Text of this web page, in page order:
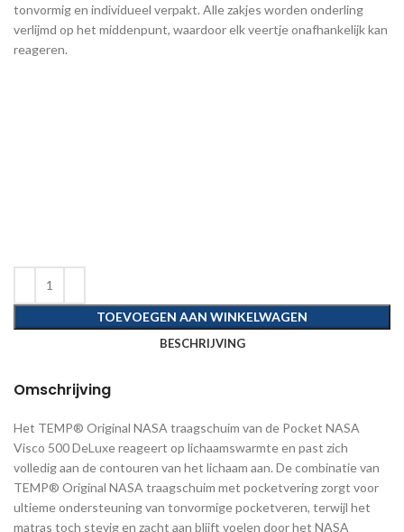
tonvormig en individueel verpakt. Alle zakjes worden onderling
verlijmd op het middenpunt, waardoor elk veertje onafhankelijk kan
reageren.
TOEVOEGEN AAN WINKELWAGEN
BESCHRIJVING
Omschrijving
Het TEMP® Original NASA traagschuim van de Pocket NASA
Visco 500 DeLuxe reageert op lichaamswarmte en past zich
volledig aan de contouren van het lichaam aan. De combinatie van
TEMP® Original NASA traagschuim met pocketvering zorgt voor
ultieme ondersteuning van tonvormige pocketveren, terwijl het
matras toch stevig en zacht aan blijft voelen door het NASA